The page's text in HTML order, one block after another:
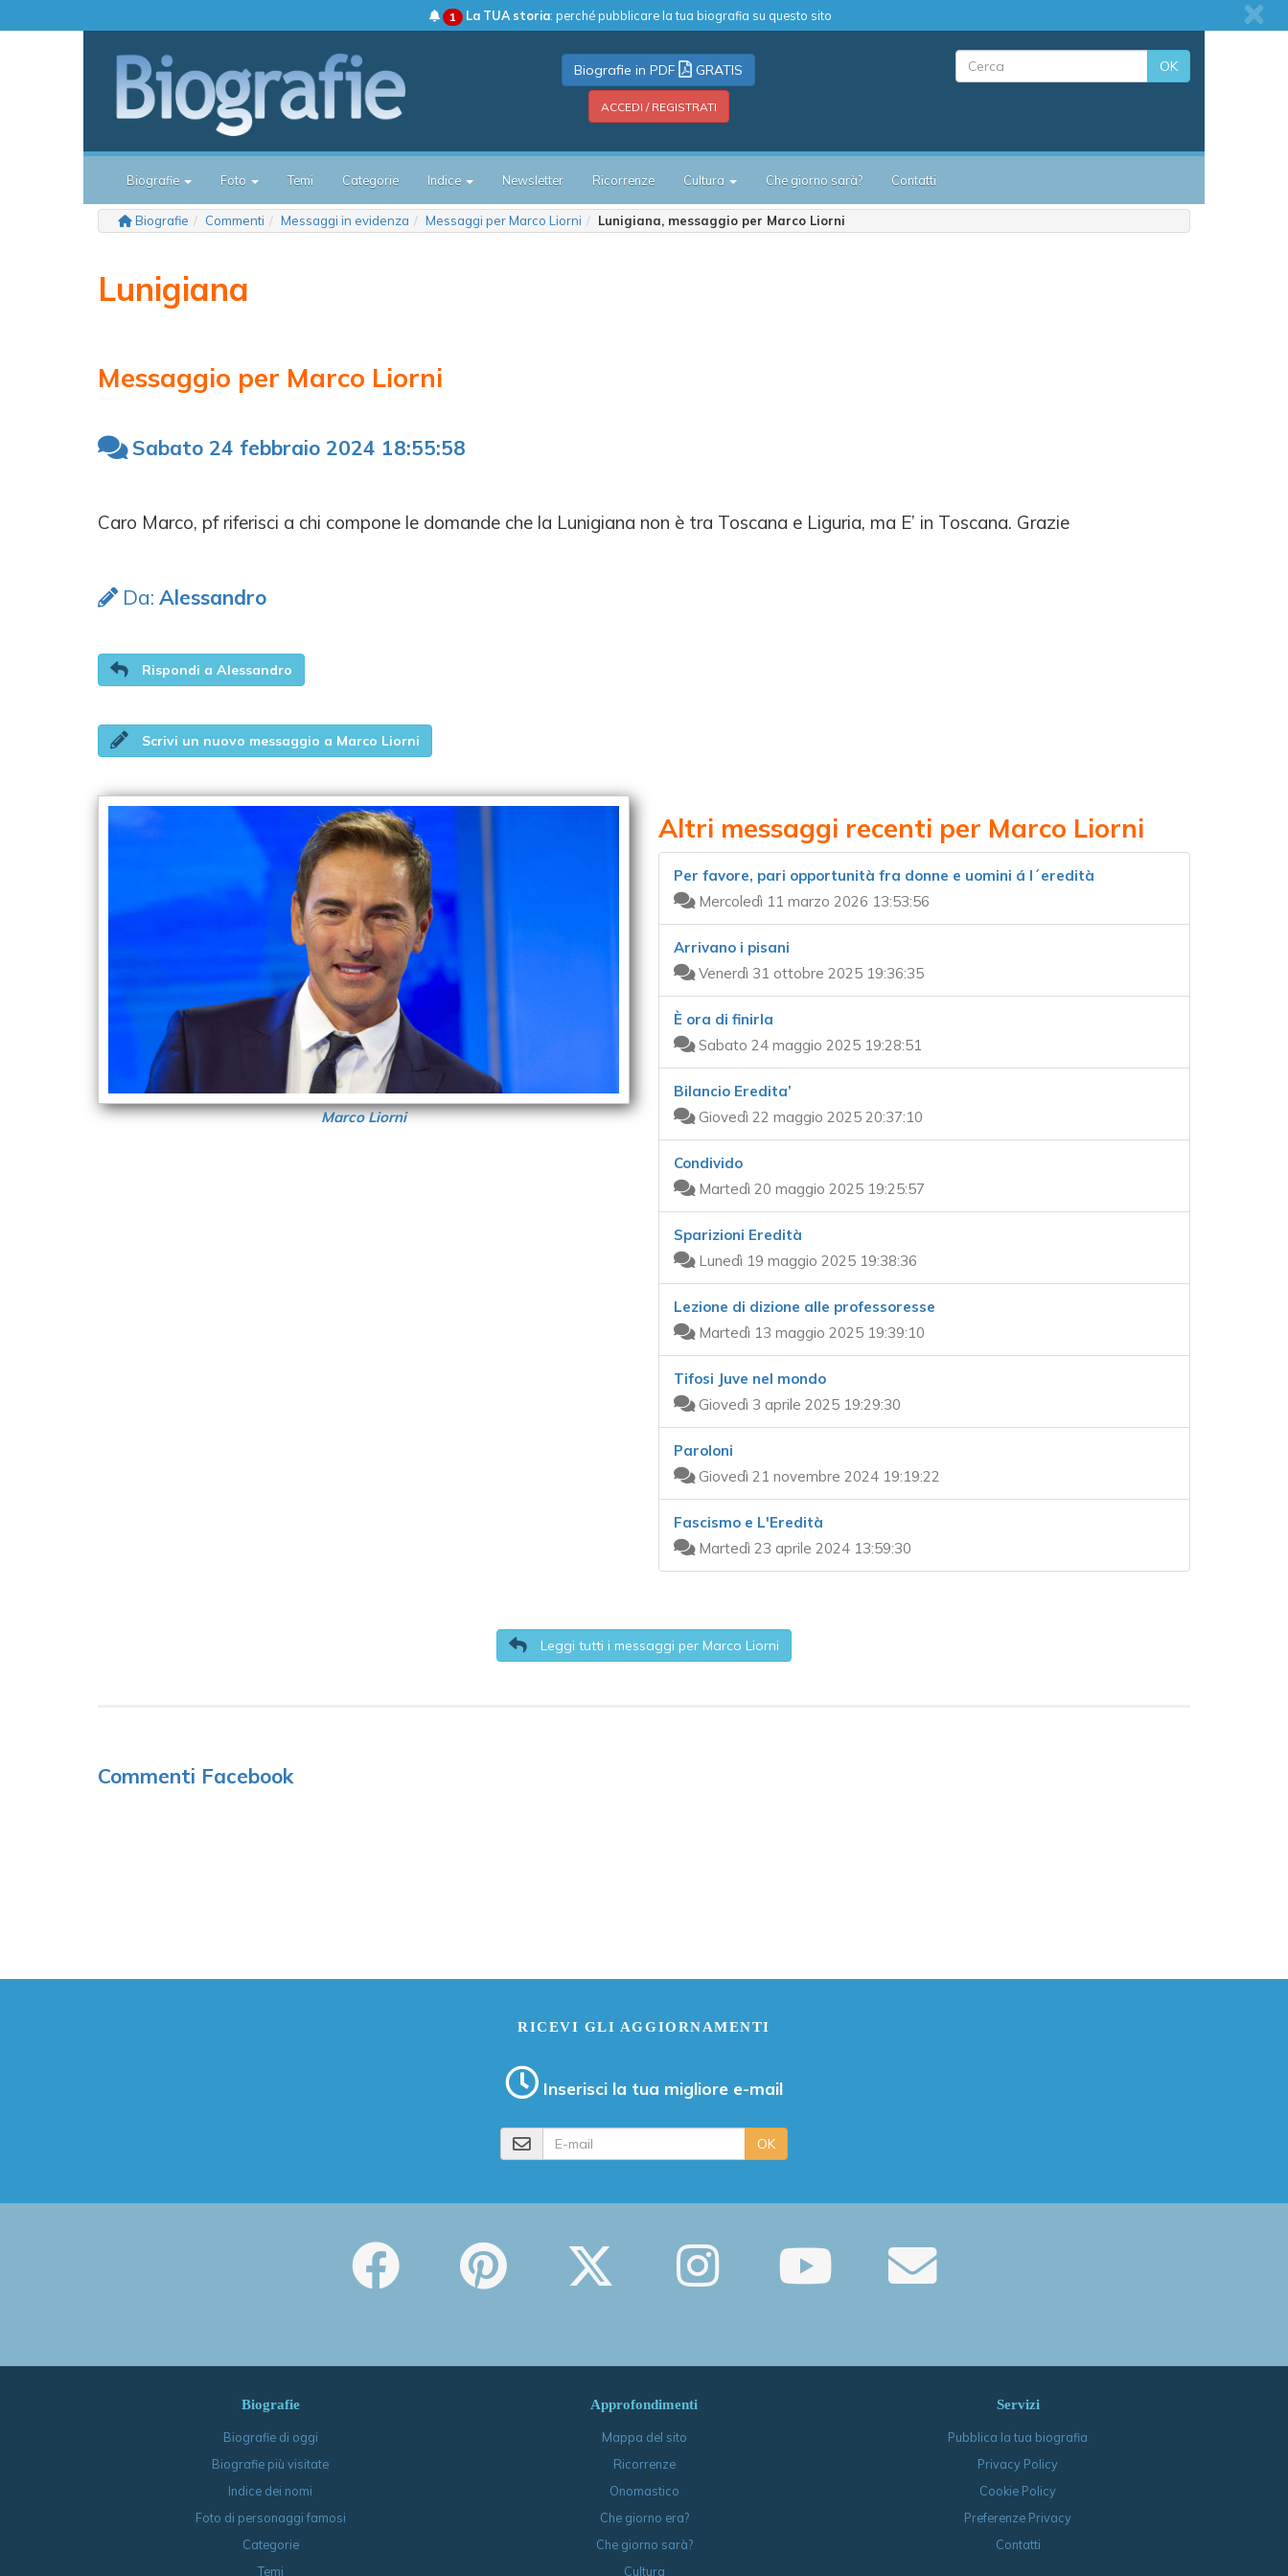
1 La TUA storia: perché pubblicare la tua biografia su questo sito
Biografie in PDF GRATIS
ACCEDI / REGISTRATI
OK
Biografie Foto Temi Categorie Indice Newsletter Ricorrenze Cultura Che giorno sarà? Contatti
Biografie Commenti Messaggi in evidenza Messaggi per Marco Liorni Lunigiana, messaggio per Marco Liorni
Lunigiana
Messaggio per Marco Liorni
Sabato 24 febbraio 2024 18:55:58
Caro Marco, pf riferisci a chi compone le domande che la Lunigiana non è tra Toscana e Liguria, ma E’ in Toscana. Grazie
Da: Alessandro
Rispondi a Alessandro
Scrivi un nuovo messaggio a Marco Liorni
Marco Liorni
Altri messaggi recenti per Marco Liorni
Per favore, pari opportunità fra donne e uomini á l´eredità
Mercoledì 11 marzo 2026 13:53:56
Arrivano i pisani
Venerdì 31 ottobre 2025 19:36:35
È ora di finirla
Sabato 24 maggio 2025 19:28:51
Bilancio Eredita’
Giovedì 22 maggio 2025 20:37:10
Condivido
Martedì 20 maggio 2025 19:25:57
Sparizioni Eredità
Lunedì 19 maggio 2025 19:38:36
Lezione di dizione alle professoresse
Martedì 13 maggio 2025 19:39:10
Tifosi Juve nel mondo
Giovedì 3 aprile 2025 19:29:30
Paroloni
Giovedì 21 novembre 2024 19:19:22
Fascismo e L'Eredità
Martedì 23 aprile 2024 13:59:30
Leggi tutti i messaggi per Marco Liorni
Commenti Facebook
RICEVI GLI AGGIORNAMENTI
Inserisci la tua migliore e-mail
OK
Biografie
Biografie di oggi
Biografie più visitate
Indice dei nomi
Foto di personaggi famosi
Categorie
Temi
Approfondimenti
Mappa del sito
Ricorrenze
Onomastico
Che giorno era?
Che giorno sarà?
Cultura
Servizi
Pubblica la tua biografia
Privacy Policy
Cookie Policy
Preferenze Privacy
Contatti